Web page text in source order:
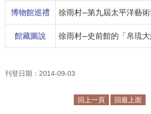
S
博物館巡禮 徐雨村─第九屆太平洋藝
館藏圖說 徐雨村─史前館的「帛琉大
刊登日期：2014-09-03
回上一頁 回最上面